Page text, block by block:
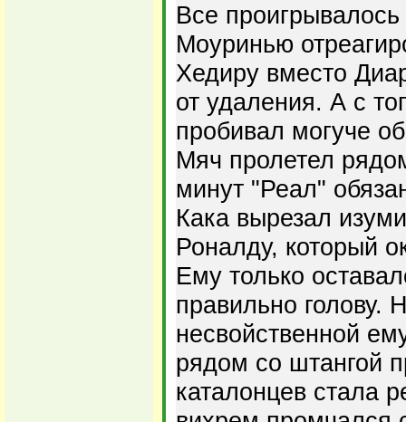
Все
Моуринью
Хедиру вместо
от удаления. А с
пробивал могуче
Мяч пролетел
минут "Реал"
Кака вырезал
Роналду, который
Ему только
правильно голову.
несвойственной
рядом со штангой
каталонцев стала